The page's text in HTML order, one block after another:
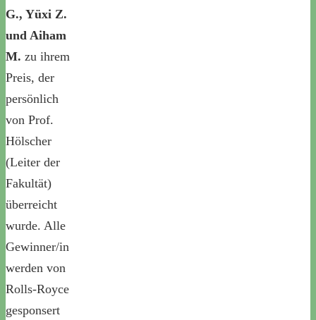
G., Yüxi Z.
und Aiham
M. zu ihrem
Preis, der
persönlich
von Prof.
Hölscher
(Leiter der
Fakultät)
überreicht
wurde. Alle
Gewinner/in
werden von
Rolls-Royce
gesponsert